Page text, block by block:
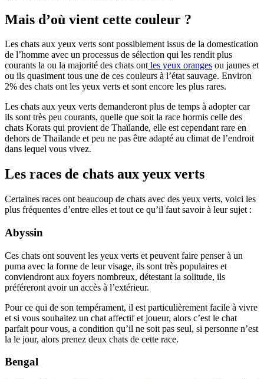
Mais d’où vient cette couleur ?
Les chats aux yeux verts sont possiblement issus de la domestication
de l’homme avec un processus de sélection qui les rendit plus
courants la ou la majorité des chats ontles yeux oranges ou jaunes et
ou ils quasiment tous une de ces couleurs à l’état sauvage. Environ
2% des chats ont les yeux verts et sont encore les plus rares.
Les chats aux yeux verts demanderont plus de temps à adopter car
ils sont très peu courants, quelle que soit la race hormis celle des
chats Korats qui provient de Thaïlande, elle est cependant rare en
dehors de Thaïlande et peu ne pas être adapté au climat de l’endroit
dans lequel vous vivez.
Les races de chats aux yeux verts
Certaines races ont beaucoup de chats avec des yeux verts, voici les
plus fréquentes d’entre elles et tout ce qu’il faut savoir à leur sujet :
Abyssin
Ces chats ont souvent les yeux verts et peuvent faire penser à un
puma avec la forme de leur visage, ils sont très populaires et
conviendront aux foyers nombreux, détestant la solitude, ils
préféreront avoir un accès à l’extérieur.
Pour ce qui de son tempérament, il est particulièrement facile à vivre
et si vous souhaitez un chat affectif et joueur, alors c’est le chat
parfait pour vous, a condition qu’il ne soit pas seul, si personne n’est
la le jour, alors prenez deux chats de cette race.
Bengal